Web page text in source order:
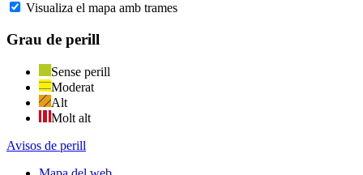
Visualiza el mapa amb trames
Grau de perill
Sense perill
Moderat
Alt
Molt alt
Avisos de perill